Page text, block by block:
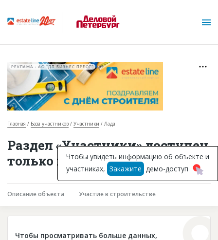
Горячие объекты
База строящихся объектов
Инвестпроекты
Глоссарий
РЕКЛАМА • АО "ДП БИЗНЕС ПРЕСС"
Главная База участников Участники Лада
Раздел «Участники» доступен
только подписчикам
Описание объекта Участие в строительстве
Чтобы просматривать больше данных,
Чтобы увидеть информацию об объекте и
участниках, Закажите демо-доступ